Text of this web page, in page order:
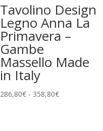
Tavolino Design
Legno Anna La
Primavera –
Gambe
Massello Made
in Italy
286,80€ - 358,80€Fascia